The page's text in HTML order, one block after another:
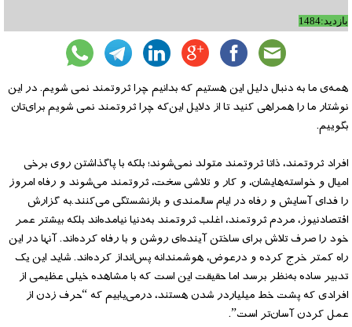
بازدید:1484
همه‌ی ما به دنبال دلیل این هستیم که بدانیم چرا ثروتمند نمی شویم. در این
نوشتار ما را همراهی کنید تا از دلایل این‌که چرا ثروتمند نمی شویم برای‌تان
بگوییم.
افراد ثروتمند، ذاتا ثروتمند متولد نمی‌شوند؛ بلکه با پاگذاشتن روی برخی
امیال و خواسته‌هایشان، و کار و تلاشی سخت، ثروتمند می‌شوند و رفاه امروز
را فدای آسایش و رفاه در ایام سالمندی و بازنشستگی می‌کنند.به گزارش
اقتصادنیوز، مردم ثروتمند، اغلب ثروتمند به‌دنیا نیامده‌اند بلکه بیشتر عمر
خود را صرف تلاش برای ساختن آینده‌ای روشن و با رفاه کرده‌‌اند. آنها در این
راه کمتر خرج کرده و درعوض، هوشمندانه پس‌انداز کرده‌اند. شاید این یک
تدبیر ساده به‌نظر برسد اما حقیقت این است که با مشاهده خیلی عظیمی از
افرادی که پشت خط میلیاردر شدن هستند، درمی‌یابیم که “حرف زدن از
عمل کردن آسان‌تر است”.